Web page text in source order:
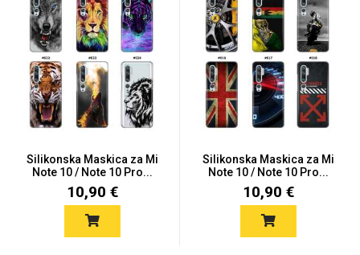
Silikonska Maskica za Mi
Note 10 / Note 10 Pro...
10,90 €
Silikonska Maskica za Mi
Note 10 / Note 10 Pro...
10,90 €
Mix